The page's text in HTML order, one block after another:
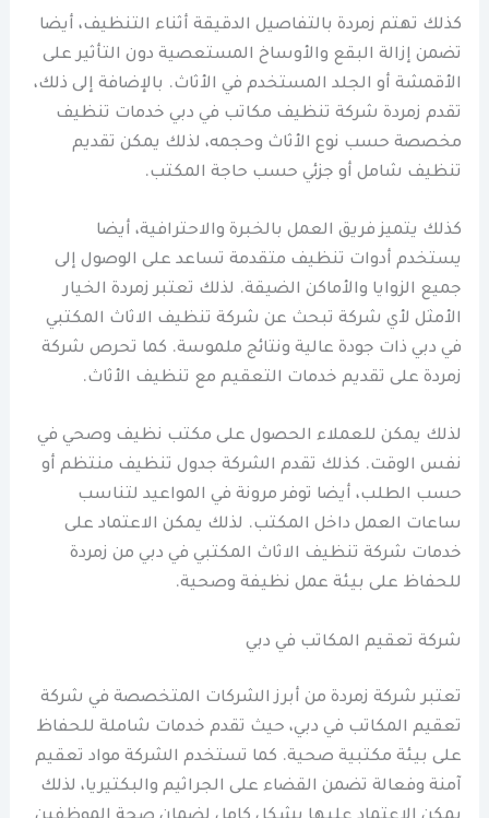
كذلك تهتم زمردة بالتفاصيل الدقيقة أثناء التنظيف، أيضا
تضمن إزالة البقع والأوساخ المستعصية دون التأثير على
الأقمشة أو الجلد المستخدم في الأثاث. بالإضافة إلى ذلك،
تقدم زمردة شركة تنظيف مكاتب في دبي خدمات تنظيف
مخصصة حسب نوع الأثاث وحجمه، لذلك يمكن تقديم
تنظيف شامل أو جزئي حسب حاجة المكتب.
كذلك يتميز فريق العمل بالخبرة والاحترافية، أيضا
يستخدم أدوات تنظيف متقدمة تساعد على الوصول إلى
جميع الزوايا والأماكن الضيقة. لذلك تعتبر زمردة الخيار
الأمثل لأي شركة تبحث عن شركة تنظيف الاثاث المكتبي
في دبي ذات جودة عالية ونتائج ملموسة. كما تحرص شركة
زمردة على تقديم خدمات التعقيم مع تنظيف الأثاث.
لذلك يمكن للعملاء الحصول على مكتب نظيف وصحي في
نفس الوقت. كذلك تقدم الشركة جدول تنظيف منتظم أو
حسب الطلب، أيضا توفر مرونة في المواعيد لتناسب
ساعات العمل داخل المكتب. لذلك يمكن الاعتماد على
خدمات شركة تنظيف الاثاث المكتبي في دبي من زمردة
للحفاظ على بيئة عمل نظيفة وصحية.
شركة تعقيم المكاتب في دبي
تعتبر شركة زمردة من أبرز الشركات المتخصصة في شركة
تعقيم المكاتب في دبي، حيث تقدم خدمات شاملة للحفاظ
على بيئة مكتبية صحية. كما تستخدم الشركة مواد تعقيم
آمنة وفعالة تضمن القضاء على الجراثيم والبكتيريا، لذلك